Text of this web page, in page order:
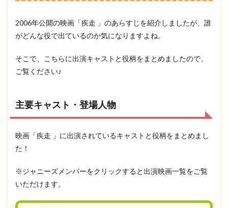
2006年公開の映画「疾走 」のあらすじを紹介しましたが、誰
がどんな役で出ているのか気になりますよね。
そこで、こちらに出演キャストと役柄をまとめましたので、
ご覧ください♪
主要キャスト・登場人物
映画「疾走 」に出演されているキャストと役柄をまとめまし
た！
※ジャニーズメンバーをクリックすると出演映画一覧をご覧
いただけます。